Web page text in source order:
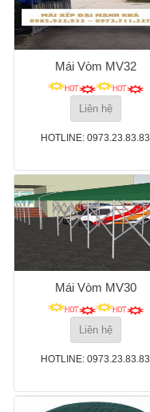
Mái Vòm MV32
Liên hệ
HOTLINE: 0973.23.83.83
Mái Vòm MV30
Liên hệ
HOTLINE: 0973.23.83.83